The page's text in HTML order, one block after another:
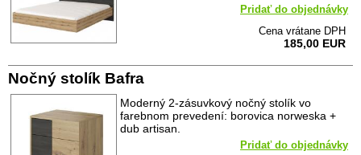
Pridať do objednávky
Cena vrátane DPH
185,00 EUR
Nočný stolík Bafra
Moderný 2-zásuvkový nočný stolík vo
farebnom prevedení: borovica norweska +
dub artisan.
Pridať do objednávky